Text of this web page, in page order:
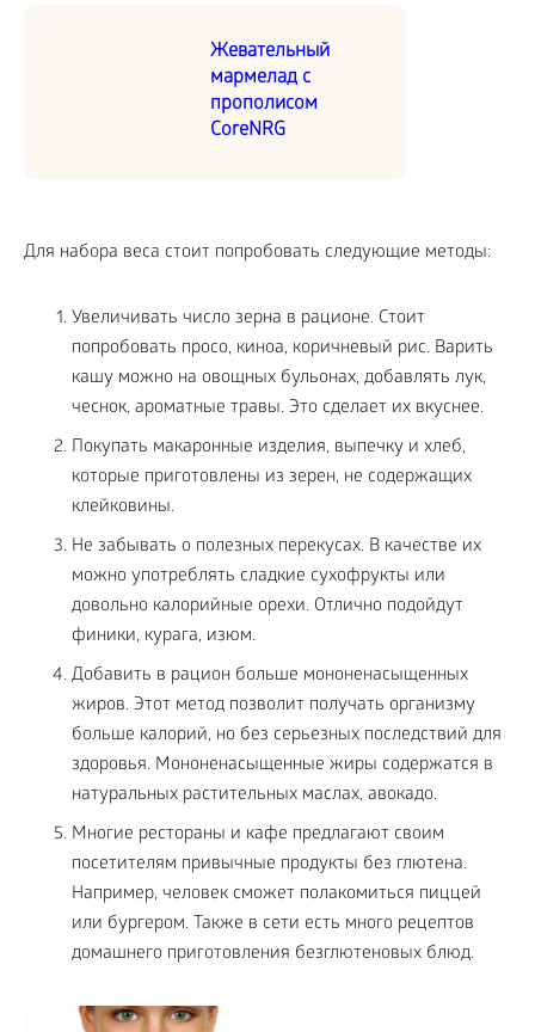
Жевательный
мармелад с
прополисом
CoreNRG
Для набора веса стоит попробовать следующие методы:
Увеличивать число зерна в рационе. Стоит
попробовать просо, киноа, коричневый рис. Варить
кашу можно на овощных бульонах, добавлять лук,
чеснок, ароматные травы. Это сделает их вкуснее.
Покупать макаронные изделия, выпечку и хлеб,
которые приготовлены из зерен, не содержащих
клейковины.
Не забывать о полезных перекусах. В качестве их
можно употреблять сладкие сухофрукты или
довольно калорийные орехи. Отлично подойдут
финики, курага, изюм.
Добавить в рацион больше мононенасыщенных
жиров. Этот метод позволит получать организму
больше калорий, но без серьезных последствий для
здоровья. Мононенасыщенные жиры содержатся в
натуральных растительных маслах, авокадо.
Многие рестораны и кафе предлагают своим
посетителям привычные продукты без глютена.
Например, человек сможет полакомиться пиццей
или бургером. Также в сети есть много рецептов
домашнего приготовления безглютеновых блюд.